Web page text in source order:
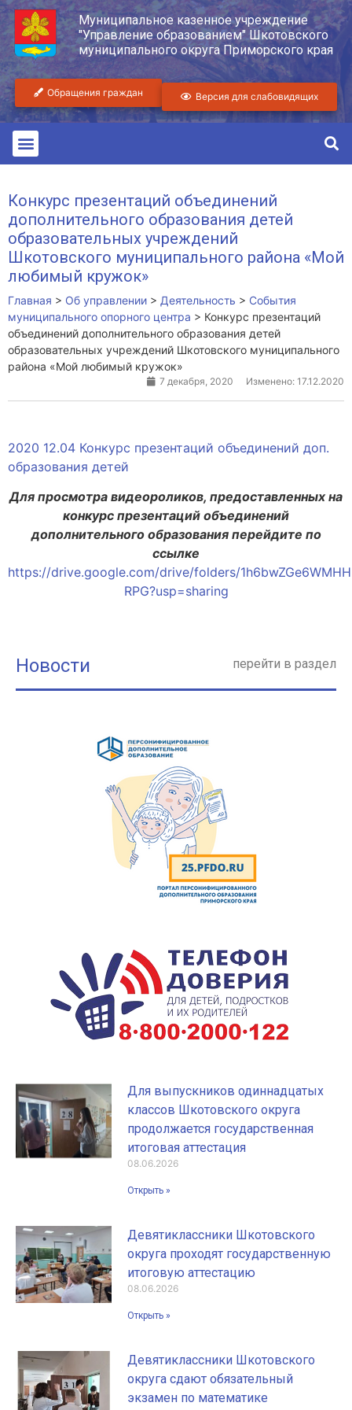
Муниципальное казенное учреждение
"Управление образованием" Шкотовского
муниципального округа Приморского края
Обращения граждан Версия для слабовидящих
Конкурс презентаций объединений
дополнительного образования детей
образовательных учреждений
Шкотовского муниципального района «Мой
любимый кружок»
Главная > Об управлении > Деятельность > События
муниципального опорного центра > Конкурс презентаций
объединений дополнительного образования детей
образовательных учреждений Шкотовского муниципального
района «Мой любимый кружок»
7 декабря, 2020 Изменено: 17.12.2020
2020 12.04 Конкурс презентаций объединений доп.
образования детей
Для просмотра видеороликов, предоставленных на
конкурс презентаций объединений
дополнительного образования перейдите по
ссылке
https://drive.google.com/drive/folders/
RPG?usp=sharing
Новости перейти в раздел
Для выпускников одиннадцатых
классов Шкотовского округа
продолжается государственная
итоговая аттестация
08.06.2026
Открыть »
Девятиклассники Шкотовского
округа проходят государственную
итоговую аттестацию
08.06.2026
Открыть »
Девятиклассники Шкотовского
округа сдают обязательный
экзамен по математике